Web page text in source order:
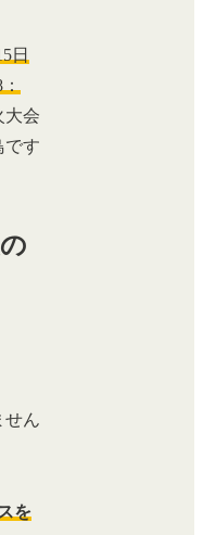
日
大会
です
せん
を